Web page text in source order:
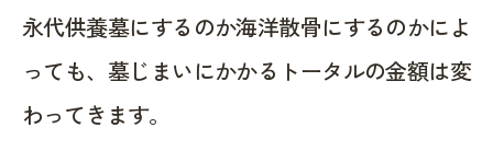
永代供養墓にするのか海洋散骨にするのかによ
っても、墓じまいにかかるトータルの金額は変
わってきます。